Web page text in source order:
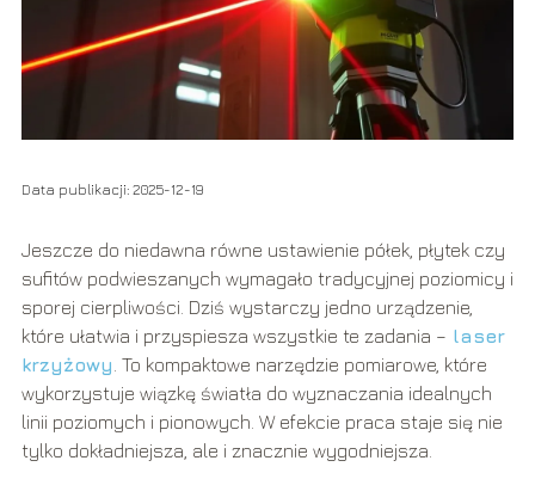
Data publikacji: 2025-12-19
Jeszcze do niedawna równe ustawienie półek, płytek czy
sufitów podwieszanych wymagało tradycyjnej poziomicy i
sporej cierpliwości. Dziś wystarczy jedno urządzenie,
które ułatwia i przyspiesza wszystkie te zadania – laser
krzyżowy . To kompaktowe narzędzie pomiarowe, które
wykorzystuje wiązkę światła do wyznaczania idealnych
linii poziomych i pionowych. W efekcie praca staje się nie
tylko dokładniejsza, ale i znacznie wygodniejsza.